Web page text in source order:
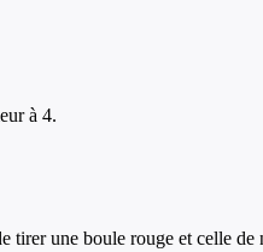
à 4.
tirer une boule rouge et celle de